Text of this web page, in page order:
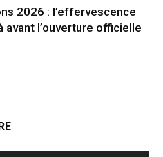
2026 : l’effervescence
avant l’ouverture officielle